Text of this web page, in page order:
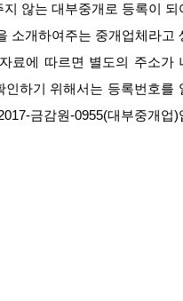
않는 대부중개로 등록이 되
소개하여주는 중개업체라고
료에 따르면 별도의 주소가
하기 위해서는 등록번호를
금감원-0955(대부중개업)